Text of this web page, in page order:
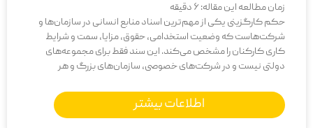
زمان مطالعه این مقاله:6 دقیقه
حکم کارگزینی یکی از مهم‌ترین اسناد منابع انسانی در سازمان‌ها و
شرکت‌هاست که وضعیت استخدامی، حقوق، مزایا، سمت و شرایط
کاری کارکنان را مشخص می‌کند. این سند فقط برای مجموعه‌های
دولتی نیست و در شرکت‌های خصوصی، سازمان‌های بزرگ و هر
اطلاعات بیشتر